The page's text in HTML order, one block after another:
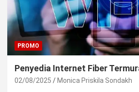
PROMO
Penyedia Internet Fiber
02/08/2025 Monica Priskila Sondakh